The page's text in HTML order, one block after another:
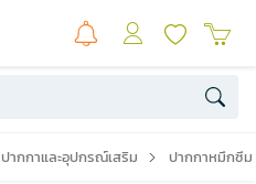
ปากกาและอุปกรณ์เสริม ปากกาหมึกซึม